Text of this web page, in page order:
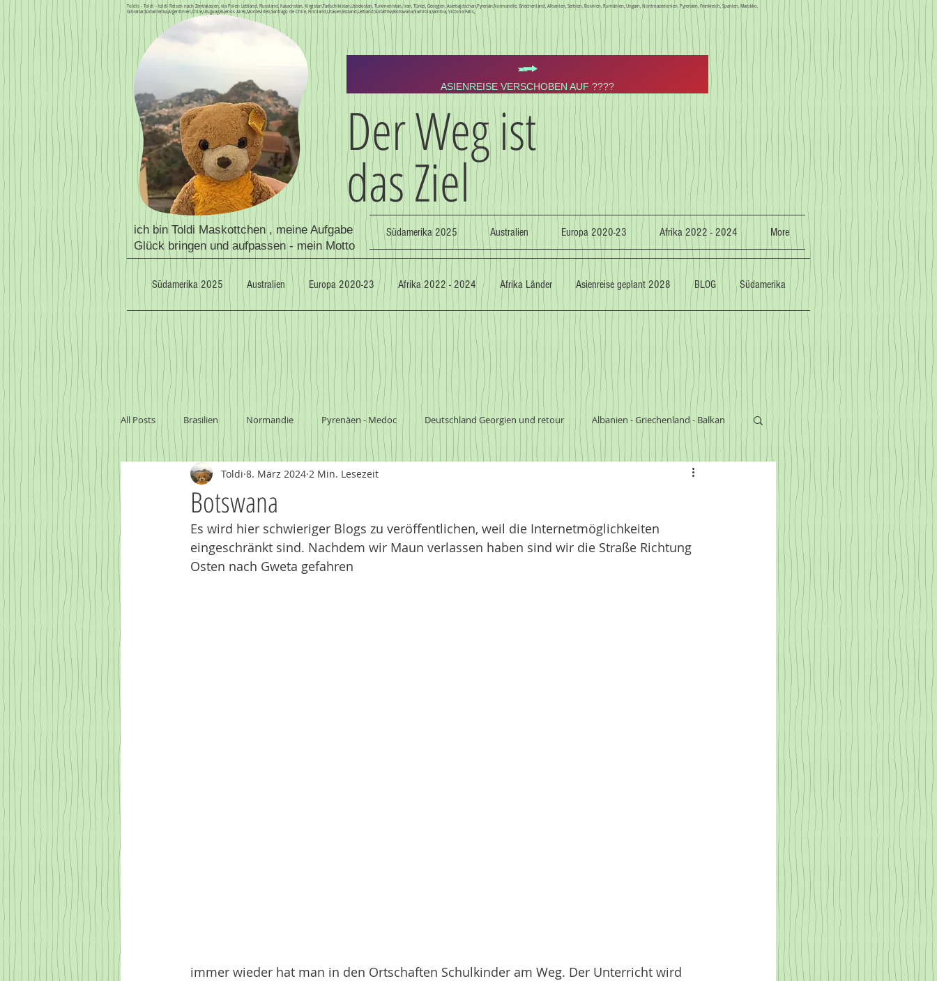
Toldis - Toldi - toldi Reisen nach Zentralasien, via Polen Lettland, Russland, Kasachstan, Kirgistan,Tadschikistan,Usbekistan, Turkmenistan, Iran, Türkei, Georgien, Aserbajdschan,Pyrenän,Normandie, Griechenland, Albanien, Serbien, Bosnien, Rumänien, Ungarn, Nordmazedonien, Pyrenäen, Frankreich, Spanien, Marokko,
Gibraltar,Südamerika,Argentinien,Chile,Uruguay,Buenos Aires,Montevideo,Santiago de Chile, Finnland,Litauen,Estland,Lettland,Südafrika,Botswana,Namibia,Sambia, Victoria Falls,
ASIENREISE VERSCHOBEN AUF ????
Der Weg ist
das Ziel
ich bin Toldi Maskottchen , meine Aufgabe
Glück bringen und aufpassen - mein Motto
Südamerika 2025 Australien Europa 2020-23 Afrika 2022 - 2024 More
Südamerika 2025 Australien Europa 2020-23 Afrika 2022 - 2024 Afrika Länder Asienreise geplant 2028 BLOG Südamerika
All Posts Brasilien Normandie Pyrenäen - Medoc Deutschland Georgien und retour Albanien - Griechenland - Balkan
Baltikum Namibia Südafrika
Sambia - Victoria Falls Uruguay Argentinien Chile Australien
Botswana
Toldi 8. März 2024 2 Min. Lesezeit
Es wird hier schwieriger Blogs zu veröffentlichen, weil die Internetmöglichkeiten
eingeschränkt sind. Nachdem wir Maun verlassen haben sind wir die Straße Richtung
Osten nach Gweta gefahren
immer wieder hat man in den Ortschaften Schulkinder am Weg. Der Unterricht wird